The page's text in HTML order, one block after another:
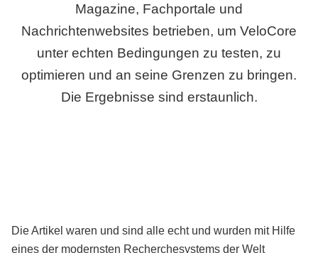
Magazine, Fachportale und
Nachrichtenwebsites betrieben, um VeloCore
unter echten Bedingungen zu testen, zu
optimieren und an seine Grenzen zu bringen.
Die Ergebnisse sind erstaunlich.
Die Artikel waren und sind alle echt und wurden mit Hilfe
eines der modernsten Recherchesystems der Welt